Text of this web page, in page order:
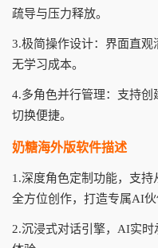
疏导与压力释放。
3.极简操作设计：界面直
无学习成本。
4.多角色并行管理：支持创
切换便捷。
奶糖海外版软件描述
1.深度角色定制功能，支
全方位创作，打造专属AI伙
2.沉浸式对话引擎，AI实